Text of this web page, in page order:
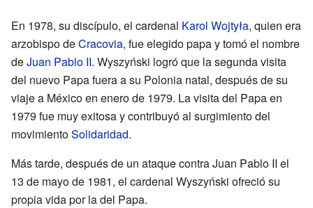
En 1978, su discípulo, el cardenal Karol Wojtyła, quien era
arzobispo deCracovia, fue elegido papa y tomó el nombre
deJuan Pablo II. Wyszyński logró que la segunda visita
del nuevo Papa fuera a su Polonia natal, después de su
viaje a México en enero de 1979. La visita del Papa en
1979 fue muy exitosa y contribuyó al surgimiento del
movimientoSolidaridad.
Más tarde, después de un ataque contra Juan Pablo II el
13 de mayo de 1981, el cardenal Wyszyński ofreció su
propia vida por la del Papa.